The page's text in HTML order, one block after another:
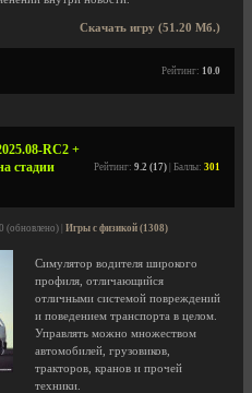
Скачать игру (51.20 Мб.)
Рейтинг: 10.0
RC2 +
стадии
Рейтинг: 9.2 (17) | Баллы: 301
(обновлено) | Игры с физикой (1308)
Симулятор водителя широкого
профиля, отличающийся
отличными системой повреждений
и поведением транспорта в целом.
Управлять можно множеством
автомобилей, грузовиков,
тракторов, кранов и прочей
техники.